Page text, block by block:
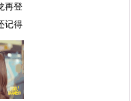
再登
记得